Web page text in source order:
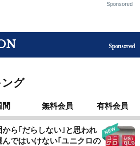
Sponsored
Sponsored
ング
間 無料会員 有料会員
ら｢だらしない｣と思われ
ではいけない｢ユニクロの